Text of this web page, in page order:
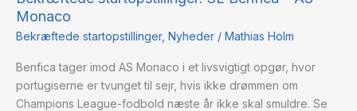
Monaco
Bekræftede startopstillinger, Nyheder / Mathias Holm
Benfica tager imod AS Monaco i et livsvigtigt opgør, hvor
portugiserne er tvunget til sejr, hvis ikke drømmen om
Champions League-fodbold næste år ikke skal smuldre. Se
Benfica
–
Monaco